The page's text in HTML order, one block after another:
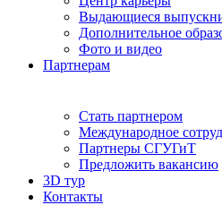
Выдающиеся
Дополнительное
Фото и видео
Партнерам
Стать партнером
Международное
Партнеры СГУГиТ
Предложить вакансию
3D тур
Контакты